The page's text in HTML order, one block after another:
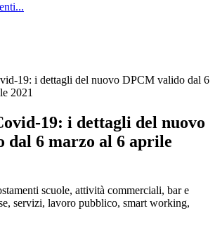
19: i dettagli del nuovo DPCM valido dal 6
2021
19: i dettagli del nuovo
dal 6 marzo al 6 aprile
scuole, attività commerciali, bar e
servizi, lavoro pubblico, smart working,